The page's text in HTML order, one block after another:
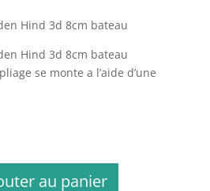
Hind 3d 8cm bateau
Hind 3d 8cm bateau
se monte a l’aide d’une
au panier